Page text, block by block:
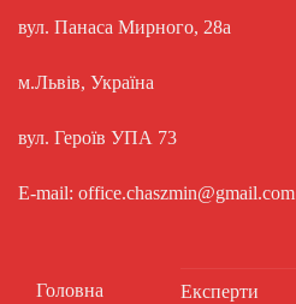
вул. Панаса Мирного, 28а
м.Львів, Україна
вул. Героїв УПА 73
E-mail: office.chaszmin@gmail.com
Головна Експерти